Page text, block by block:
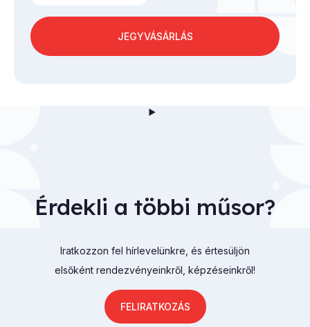
JEGYVÁSÁRLÁS
Érdekli a többi műsor?
Iratkozzon fel hírlevelünkre, és értesüljön
elsőként rendezvényeinkről, képzéseinkről!
FELIRATKOZÁS